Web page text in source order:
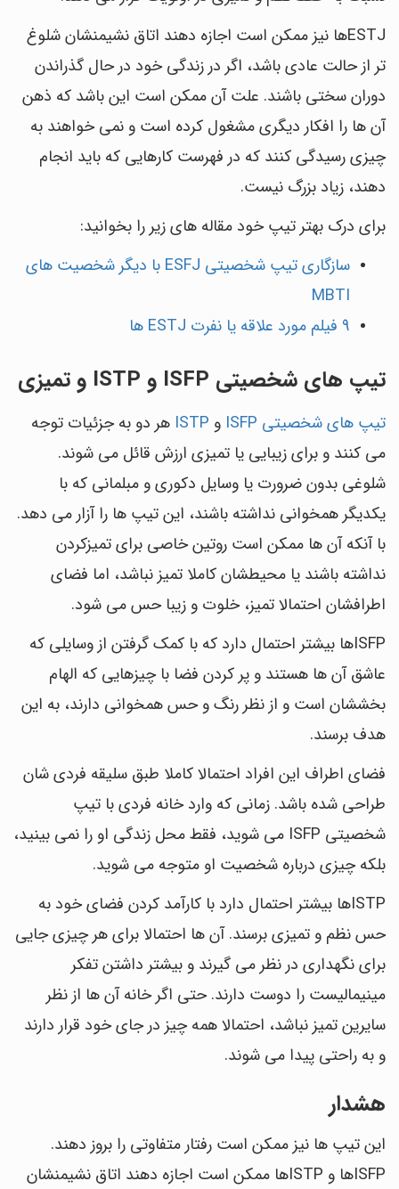
ESTJها نیز ممکن است اجازه دهند اتاق نشیمنشان شلوغ
تر از حالت عادی باشد، اگر در زندگی خود در حال گذراندن
دوران سختی باشند. علت آن ممکن است این باشد که ذهن
آن ها را افکار دیگری مشغول کرده است و نمی خواهند به
چیزی رسیدگی کنند که در فهرست کارهایی که باید انجام
دهند، زیاد بزرگ نیست.
برای درک بهتر تیپ خود مقاله های زیر را بخوانید:
سازگاری تیپ شخصیتی ESFJ با دیگر شخصیت های
MBTI
9 فیلم مورد علاقه یا نفرت ESTJ ها
تیپ های شخصیتی ISFP و ISTP و تمیزی
تیپ های شخصیتی ISFP و ISTP هر دو به جزئیات توجه
می کنند و برای زیبایی یا تمیزی ارزش قائل می شوند.
شلوغی بدون ضرورت یا وسایل دکوری و مبلمانی که با
یکدیگر همخوانی نداشته باشند، این تیپ ها را آزار می دهد.
با آنکه آن ها ممکن است روتین خاصی برای تمیزکردن
نداشته باشند یا محیطشان کاملا تمیز نباشد، اما فضای
اطرافشان احتمالا تمیز، خلوت و زیبا حس می شود.
ISFPها بیشتر احتمال دارد که با کمک گرفتن از وسایلی که
عاشق آن ها هستند و پر کردن فضا با چیزهایی که الهام
بخششان است و از نظر رنگ و حس همخوانی دارند، به این
هدف برسند.
فضای اطراف این افراد احتمالا کاملا طبق سلیقه فردی شان
طراحی شده باشد. زمانی که وارد خانه فردی با تیپ
شخصیتی ISFP می شوید، فقط محل زندگی او را نمی بینید،
بلکه چیزی درباره شخصیت او متوجه می شوید.
ISTPها بیشتر احتمال دارد با کارآمد کردن فضای خود به
حس نظم و تمیزی برسند. آن ها احتمالا برای هر چیزی جایی
برای نگهداری در نظر می گیرند و بیشتر داشتن تفکر
مینیمالیست را دوست دارند. حتی اگر خانه آن ها از نظر
سایرین تمیز نباشد، احتمالا همه چیز در جای خود قرار دارند
و به راحتی پیدا می شوند.
هشدار
این تیپ ها نیز ممکن است رفتار متفاوتی را بروز دهند.
ISFPها و ISTPها ممکن است اجازه دهند اتاق نشیمنشان